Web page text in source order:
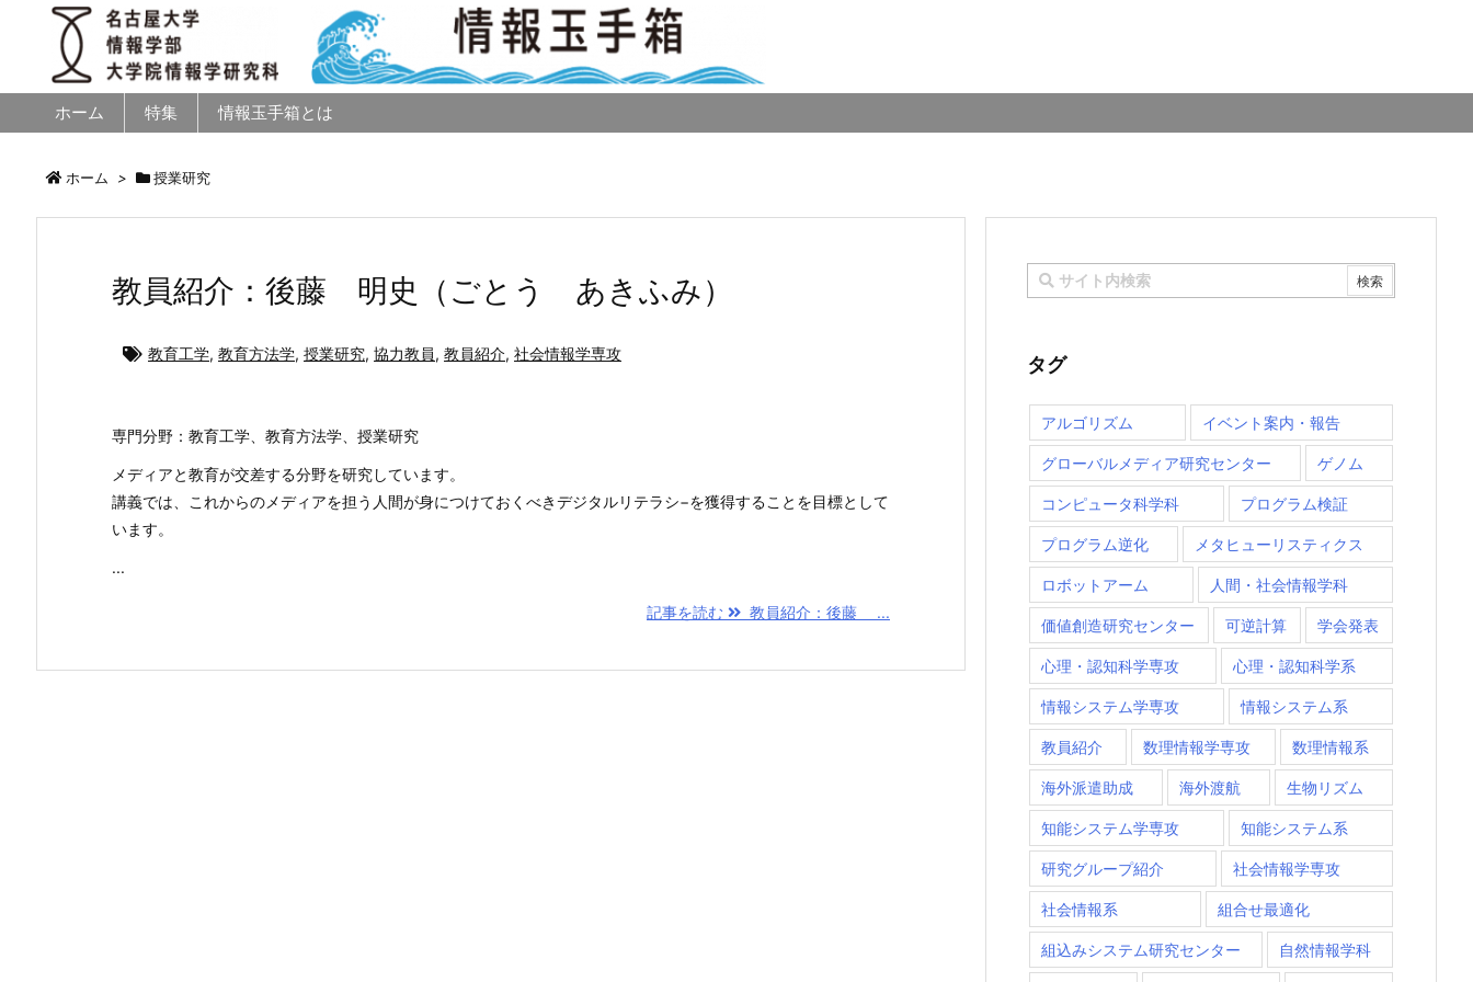
ホーム 特集 情報玉手箱とは
ホーム > 授業研究
教員紹介：後藤 明史（ごとう あきふみ）
教育工学, 教育方法学, 授業研究, 協力教員, 教員紹介, 社会情報学専攻
専門分野：教育工学、教育方法学、授業研究
メディアと教育が交差する分野を研究しています。
講義では、これからのメディアを担う人間が身につけておくべきデジタルリテラシ−を獲得することを目標として
います。
...
記事を読む 教員紹介：後藤 ...
タグ
アルゴリズム イベント案内・報告
グローバルメディア研究センター ゲノム
コンピュータ科学科 プログラム検証
プログラム逆化 メタヒューリスティクス
ロボットアーム 人間・社会情報学科
価値創造研究センター 可逆計算 学会発表
心理・認知科学専攻 心理・認知科学系
情報システム学専攻 情報システム系
教員紹介 数理情報学専攻 数理情報系
海外派遣助成 海外渡航 生物リズム
知能システム学専攻 知能システム系
研究グループ紹介 社会情報学専攻
社会情報系 組合せ最適化
組込みシステム研究センター 自然情報学科